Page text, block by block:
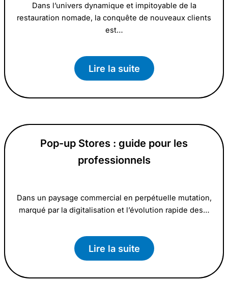
Dans l’univers dynamique et impitoyable de la
restauration nomade, la conquête de nouveaux clients
est…
Lire la suite
Pop-up Stores : guide pour les
professionnels
Dans un paysage commercial en perpétuelle mutation,
marqué par la digitalisation et l’évolution rapide des…
Lire la suite